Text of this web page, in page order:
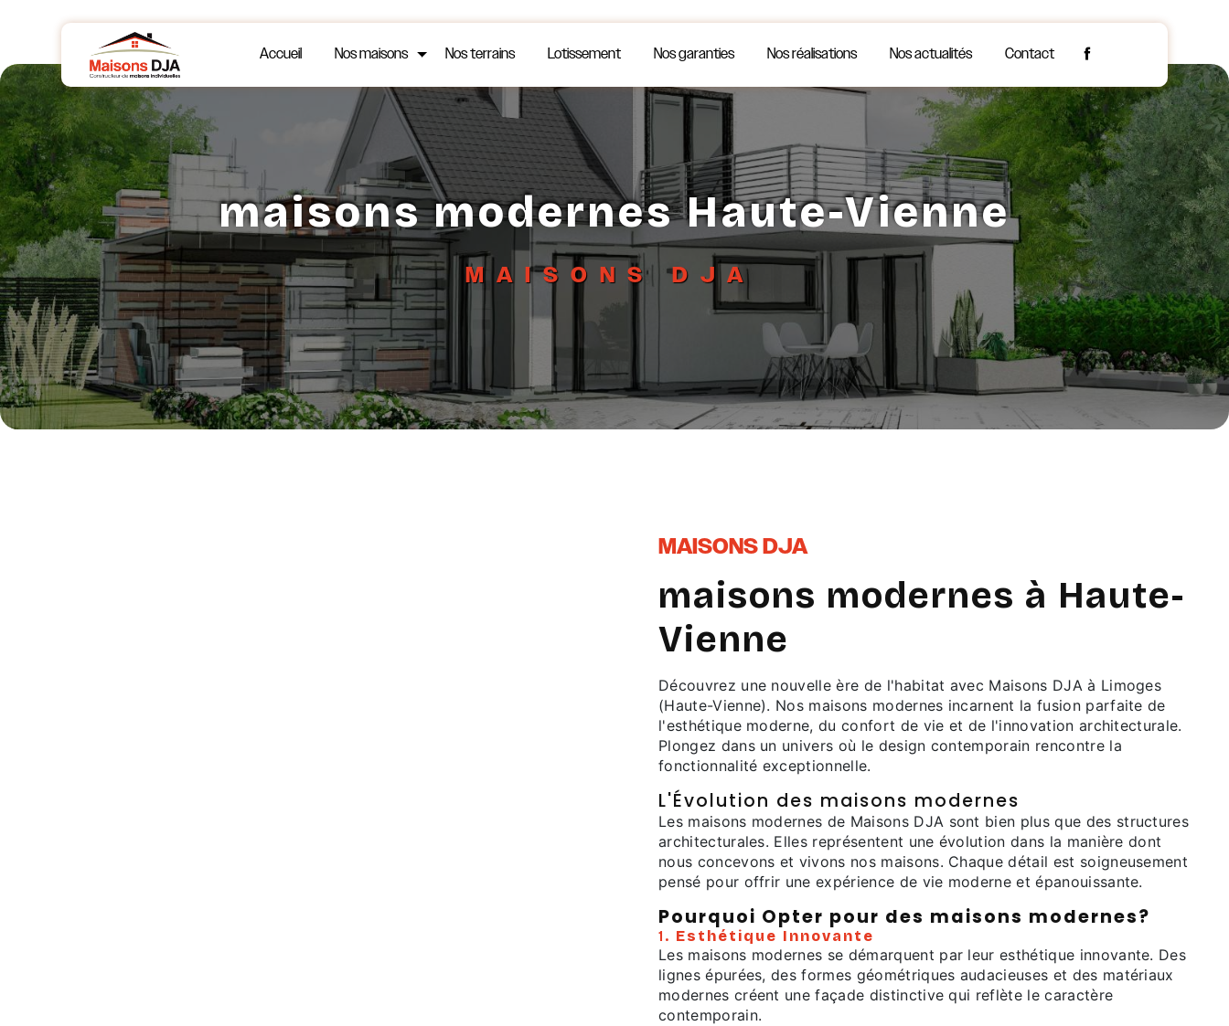
Accueil Nos maisons Nos terrains Lotissement Nos garanties Nos réalisations Nos actualités Contact
maisons modernes Haute-Vienne
MAISONS DJA
MAISONS DJA
maisons modernes à Haute-
Vienne
Découvrez une nouvelle ère de l'habitat avec Maisons DJA à Limoges
(Haute-Vienne). Nos maisons modernes incarnent la fusion parfaite de
l'esthétique moderne, du confort de vie et de l'innovation architecturale.
Plongez dans un univers où le design contemporain rencontre la
fonctionnalité exceptionnelle.
L'Évolution des maisons modernes
Les maisons modernes de Maisons DJA sont bien plus que des structures
architecturales. Elles représentent une évolution dans la manière dont
nous concevons et vivons nos maisons. Chaque détail est soigneusement
pensé pour offrir une expérience de vie moderne et épanouissante.
Pourquoi Opter pour des maisons modernes?
1. Esthétique Innovante
Les maisons modernes se démarquent par leur esthétique innovante. Des
lignes épurées, des formes géométriques audacieuses et des matériaux
modernes créent une façade distinctive qui reflète le caractère
contemporain.